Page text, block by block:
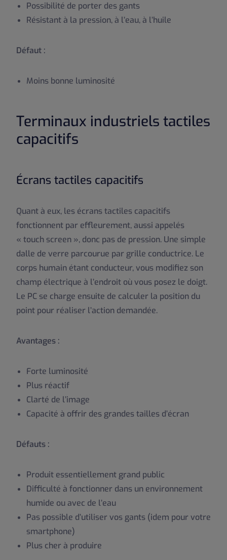
Possibilité de porter des gants
Résistant à la pression, à l’eau, à l’huile
Défaut :
Moins bonne luminosité
Terminaux industriels tactiles
capacitifs
Écrans tactiles capacitifs
Quant à eux, les écrans tactiles capacitifs
fonctionnent par effleurement, aussi appelés
« touch screen », donc pas de pression. Une simple
dalle de verre parcourue par grille conductrice. Le
corps humain étant conducteur, vous modifiez son
champ électrique à l’endroit où vous posez le doigt.
Le PC se charge ensuite de calculer la position du
point pour réaliser l’action demandée.
Avantages :
Forte luminosité
Plus réactif
Clarté de l’image
Capacité à offrir des grandes tailles d’écran
Défauts :
Produit essentiellement grand public
Difficulté à fonctionner dans un environnement
humide ou avec de l’eau
Pas possible d’utiliser vos gants (idem pour votre
smartphone)
Plus cher à produire